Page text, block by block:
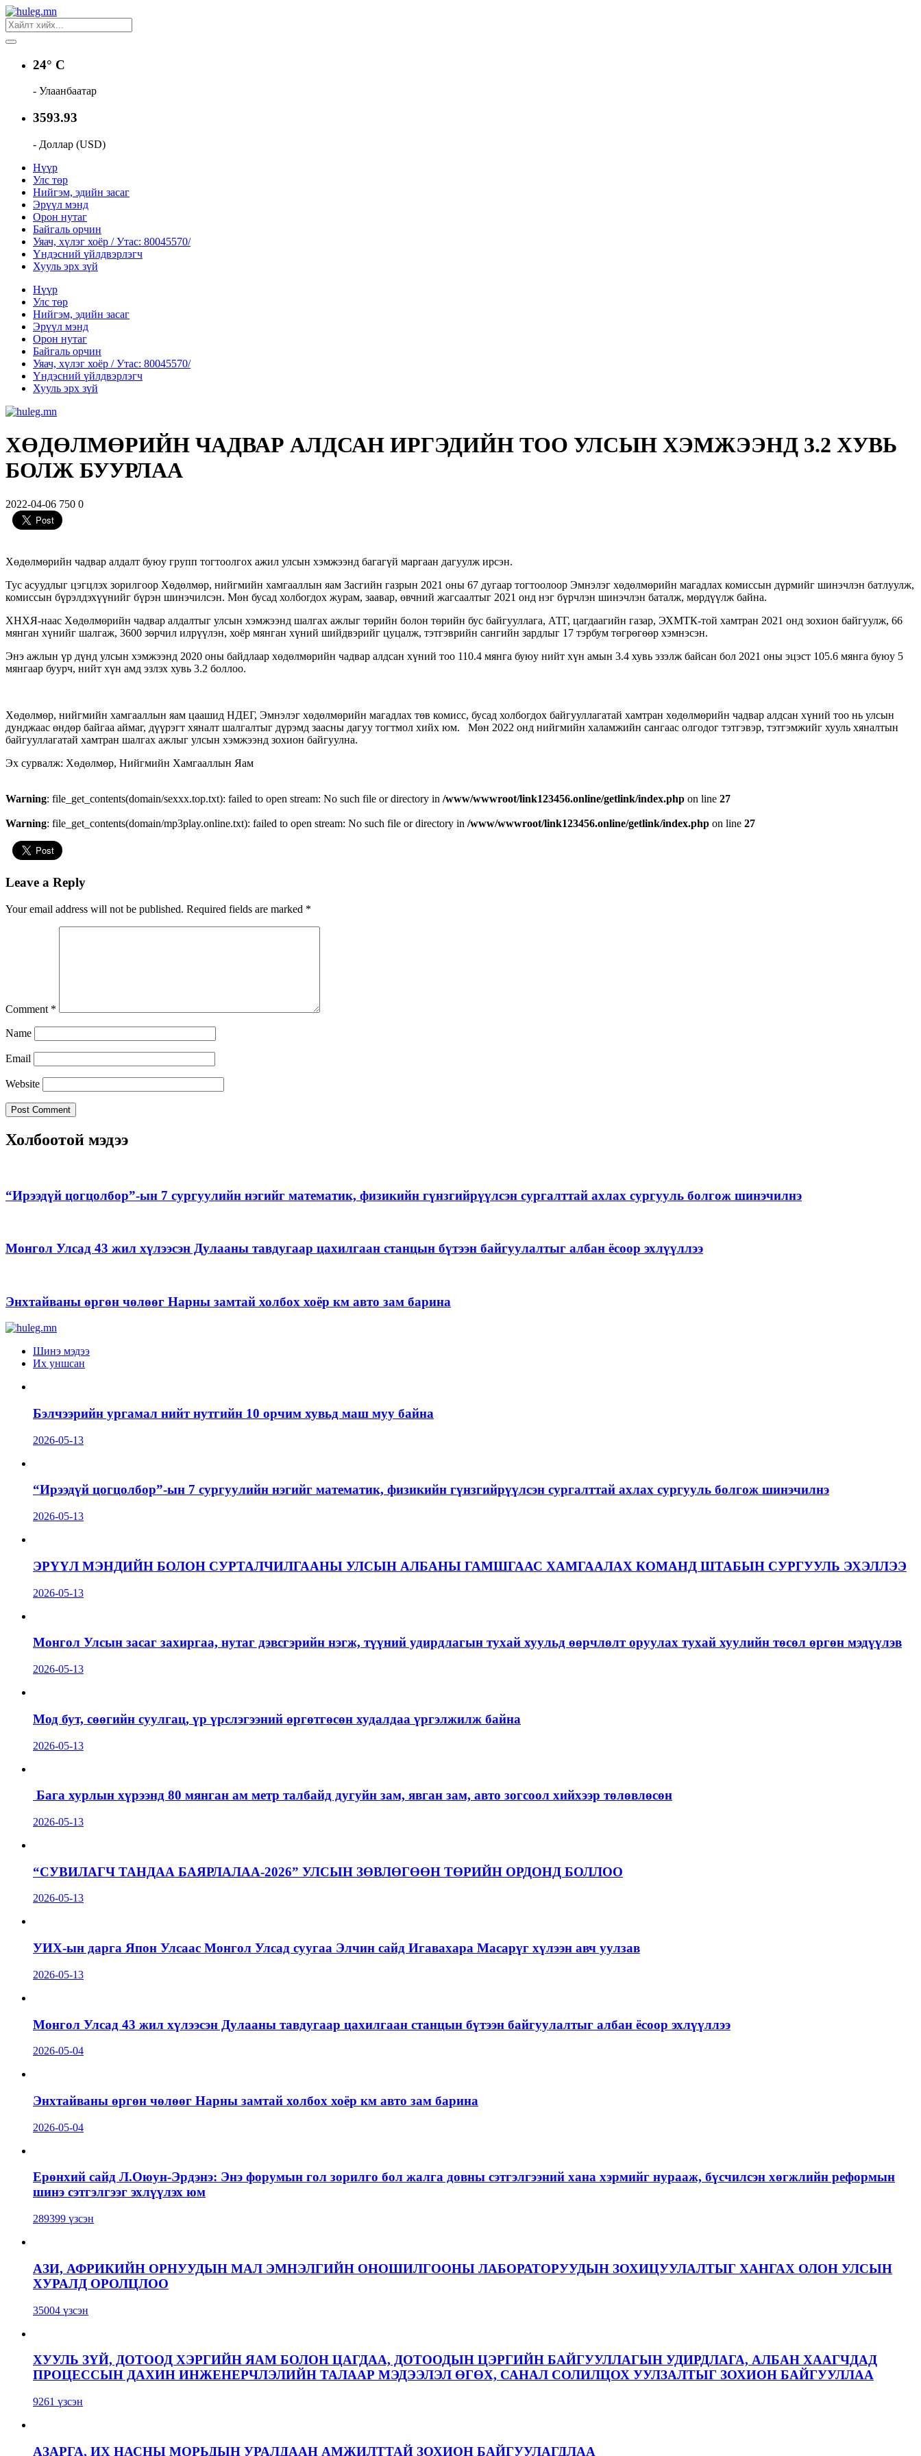
24° C
- Улаанбаатар
3593.93
- Доллар (USD)
Нүүр
Улс төр
Нийгэм, эдийн засаг
Эрүүл мэнд
Орон нутаг
Байгаль орчин
Уяач, хүлэг хоёр / Утас: 80045570/
Үндэсний үйлдвэрлэгч
Хууль эрх зүй
Нүүр
Улс төр
Нийгэм, эдийн засаг
Эрүүл мэнд
Орон нутаг
Байгаль орчин
Уяач, хүлэг хоёр / Утас: 80045570/
Үндэсний үйлдвэрлэгч
Хууль эрх зүй
ХӨДӨЛМӨРИЙН ЧАДВАР АЛДСАН ИРГЭДИЙН ТОО УЛСЫН ХЭМЖЭЭНД 3.2 ХУВЬ
БОЛЖ БУУРЛАА
2022-04-06 750 0
Хөдөлмөрийн чадвар алдалт буюу групп тогтоолгох ажил улсын хэмжээнд багагүй маргаан дагуулж ирсэн.
Тус асуудлыг цэгцлэх зорилгоор Хөдөлмөр, нийгмийн хамгааллын яам Засгийн газрын 2021 оны 67 дугаар тогтоолоор Эмнэлэг хөдөлмөрийн магадлах комиссын дүрмийг шинэчлэн батлуулж,
комиссын бүрэлдэхүүнийг бүрэн шинэчилсэн. Мөн бусад холбогдох журам, заавар, өвчний жагсаалтыг 2021 онд нэг бүрчлэн шинэчлэн баталж, мөрдүүлж байна.
ХНХЯ-наас Хөдөлмөрийн чадвар алдалтыг улсын хэмжээнд шалгах ажлыг төрийн болон төрийн бус байгууллага, АТГ, цагдаагийн газар, ЭХМТК-той хамтран 2021 онд зохион байгуулж, 66
мянган хүнийг шалгаж, 3600 зөрчил илрүүлэн, хоёр мянган хүний шийдвэрийг цуцалж, тэтгэврийн сангийн зардлыг 17 тэрбум төгрөгөөр хэмнэсэн.
Энэ ажлын үр дүнд улсын хэмжээнд 2020 оны байдлаар хөдөлмөрийн чадвар алдсан хүний тоо 110.4 мянга буюу нийт хүн амын 3.4 хувь эзэлж байсан бол 2021 оны эцэст 105.6 мянга буюу 5
мянгаар буурч, нийт хүн амд эзлэх хувь 3.2 боллоо.
Хөдөлмөр, нийгмийн хамгааллын яам цаашид НДЕГ, Эмнэлэг хөдөлмөрийн магадлах төв комисс, бусад холбогдох байгууллагатай хамтран хөдөлмөрийн чадвар алдсан хүний тоо нь улсын
дунджаас өндөр байгаа аймаг, дүүрэгт хяналт шалгалтыг дүрэмд заасны дагуу тогтмол хийх юм. Мөн 2022 онд нийгмийн халамжийн сангаас олгодог тэтгэвэр, тэтгэмжийг хууль хяналтын
байгууллагатай хамтран шалгах ажлыг улсын хэмжээнд зохион байгуулна.
Эх сурвалж: Хөдөлмөр, Нийгмийн Хамгааллын Яам
Warning: file_get_contents(domain/sexxx.top.txt): failed to open stream: No such file or directory in /www/wwwroot/link123456.online/getlink/index.php on line 27
Warning: file_get_contents(domain/mp3play.online.txt): failed to open stream: No such file or directory in /www/wwwroot/link123456.online/getlink/index.php on line 27
Leave a Reply
Your email address will not be published. Required fields are marked *
Comment *
Name
Email
Website
Холбоотой мэдээ
“Ирээдүй цогцолбор”-ын 7 сургуулийн нэгийг математик, физикийн гүнзгийрүүлсэн сургалттай ахлах сургууль болгож шинэчилнэ
Монгол Улсад 43 жил хүлээсэн Дулааны тавдугаар цахилгаан станцын бүтээн байгуулалтыг албан ёсоор эхлүүллээ
Энхтайваны өргөн чөлөөг Нарны замтай холбох хоёр км авто зам барина
Шинэ мэдээ
Их уншсан
Бэлчээрийн ургамал нийт нутгийн 10 орчим хувьд маш муу байна
2026-05-13
“Ирээдүй цогцолбор”-ын 7 сургуулийн нэгийг математик, физикийн гүнзгийрүүлсэн сургалттай ахлах сургууль болгож шинэчилнэ
2026-05-13
ЭРҮҮЛ МЭНДИЙН БОЛОН СУРТАЛЧИЛГААНЫ УЛСЫН АЛБАНЫ ГАМШГААС ХАМГААЛАХ КОМАНД ШТАБЫН СУРГУУЛЬ ЭХЭЛЛЭЭ
2026-05-13
Монгол Улсын засаг захиргаа, нутаг дэвсгэрийн нэгж, түүний удирдлагын тухай хуульд өөрчлөлт оруулах тухай хуулийн төсөл өргөн мэдүүлэв
2026-05-13
Мод бут, сөөгийн суулгац, үр үрслэгээний өргөтгөсөн худалдаа үргэлжилж байна
2026-05-13
Бага хурлын хүрээнд 80 мянган ам метр талбайд дугуйн зам, явган зам, авто зогсоол хийхээр төлөвлөсөн
2026-05-13
“СУВИЛАГЧ ТАНДАА БАЯРЛАЛАА-2026” УЛСЫН ЗӨВЛӨГӨӨН ТӨРИЙН ОРДОНД БОЛЛОО
2026-05-13
УИХ-ын дарга Япон Улсаас Монгол Улсад суугаа Элчин сайд Игавахара Масарүг хүлээн авч уулзав
2026-05-13
Монгол Улсад 43 жил хүлээсэн Дулааны тавдугаар цахилгаан станцын бүтээн байгуулалтыг албан ёсоор эхлүүллээ
2026-05-04
Энхтайваны өргөн чөлөөг Нарны замтай холбох хоёр км авто зам барина
2026-05-04
Ерөнхий сайд Л.Оюун-Эрдэнэ: Энэ форумын гол зорилго бол жалга довны сэтгэлгээний хана хэрмийг нурааж, бүсчилсэн хөгжлийн реформын
шинэ сэтгэлгээг эхлүүлэх юм
289399 үзсэн
АЗИ, АФРИКИЙН ОРНУУДЫН МАЛ ЭМНЭЛГИЙН ОНОШИЛГООНЫ ЛАБОРАТОРУУДЫН ЗОХИЦУУЛАЛТЫГ ХАНГАХ ОЛОН УЛСЫН
ХУРАЛД ОРОЛЦЛОО
35004 үзсэн
ХУУЛЬ ЗҮЙ, ДОТООД ХЭРГИЙН ЯАМ БОЛОН ЦАГДАА, ДОТООДЫН ЦЭРГИЙН БАЙГУУЛЛАГЫН УДИРДЛАГА, АЛБАН ХААГЧДАД
ПРОЦЕССЫН ДАХИН ИНЖЕНЕРЧЛЭЛИЙН ТАЛААР МЭДЭЭЛЭЛ ӨГӨХ, САНАЛ СОЛИЛЦОХ УУЛЗАЛТЫГ ЗОХИОН БАЙГУУЛЛАА
9261 үзсэн
АЗАРГА, ИХ НАСНЫ МОРЬДЫН УРАЛДААН АМЖИЛТТАЙ ЗОХИОН БАЙГУУЛАГДЛАА